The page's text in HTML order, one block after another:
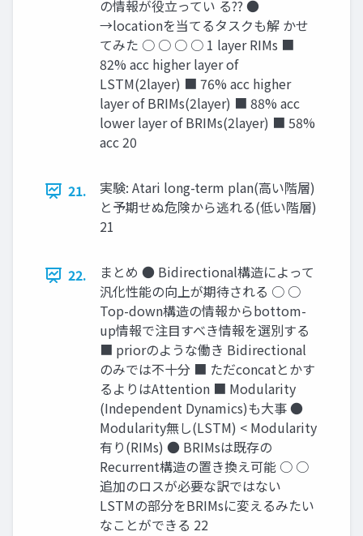
の情報が役立ってい る?? ●
→locationを当てるタスクも解 かせ
てみた ○ ○ ○ ○ 1 layer RIMs ■
82% acc higher layer of
LSTM(2layer) ■ 76% acc higher
layer of BRIMs(2layer) ■ 88% acc
lower layer of BRIMs(2layer) ■ 58%
acc 20
21.
実験: Atari long-term plan(高い階層)
と予期せぬ危険から逃れる(低い階層)
21
22.
まとめ ● Bidirectional構造によって
汎化性能の向上が期待される ○ ○
Top-down構造の情報からbottom-
up情報で注目すべき情報を選別する
■ priorのような働き Bidirectional
のみでは不十分 ■ ただconcatとかす
るよりはAttention ■ Modularity
(Independent Dynamics)も大事 ●
Modularity無し(LSTM) < Modularity
有り(RIMs) ● BRIMsは既存の
Recurrent構造の置き換え可能 ○ ○
追加のロスが必要な訳ではない
LSTMの部分をBRIMsに変えるみたい
なことができる 22